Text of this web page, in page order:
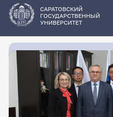
основному
содержанию
САРАТОВСКИЙ
ГОСУДАРСТВЕННЫЙ
УНИВЕРСИТЕТ